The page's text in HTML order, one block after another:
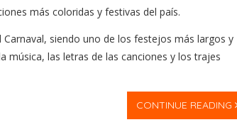
más coloridas y festivas del país.
siendo uno de los festejos más largos y
música, las letras de las canciones y los trajes
CONTINUE READING